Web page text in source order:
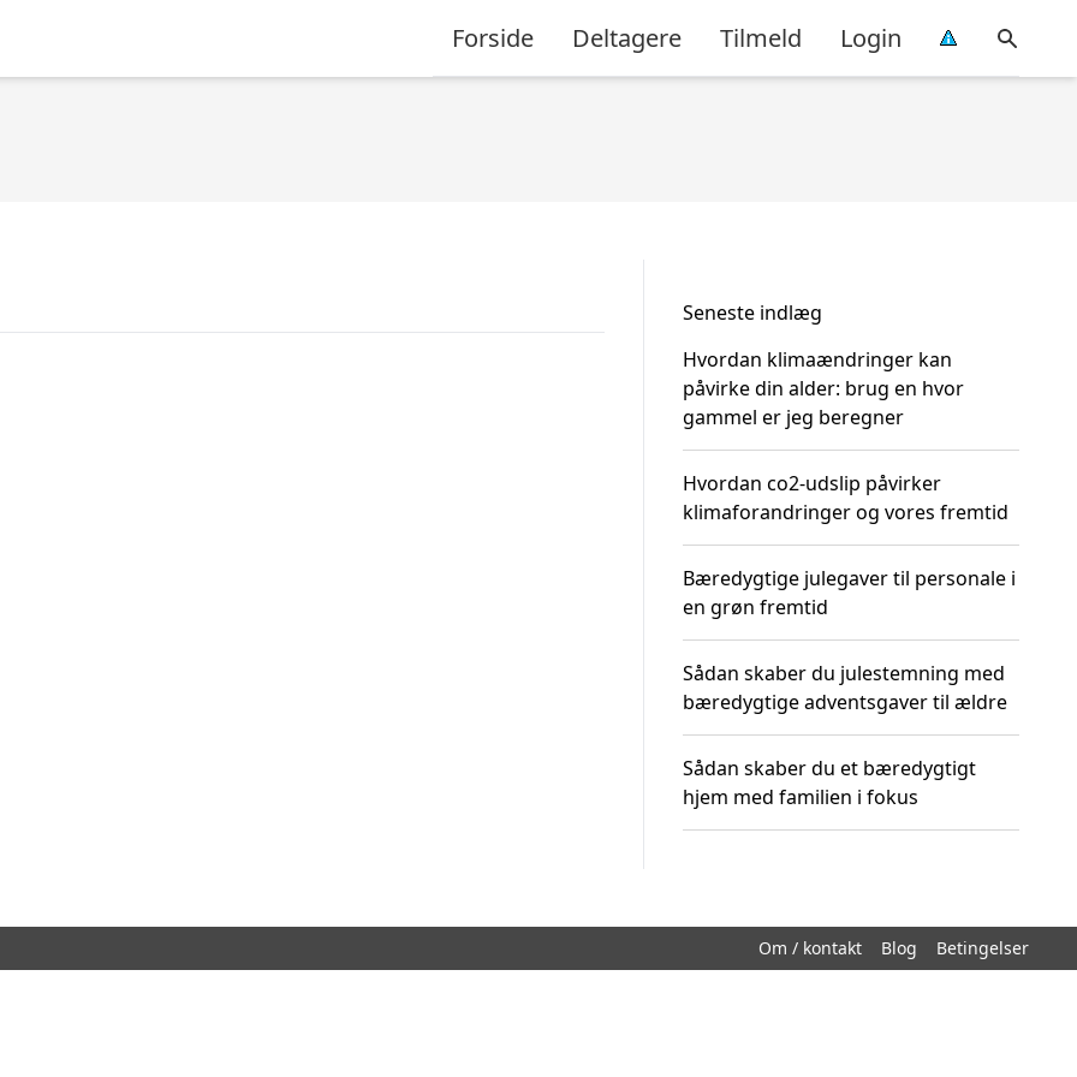
Forside Deltagere Tilmeld Login
Seneste indlæg
Hvordan klimaændringer kan
påvirke din alder: brug en hvor
gammel er jeg beregner
Hvordan co2-udslip påvirker
klimaforandringer og vores fremtid
Bæredygtige julegaver til personale i
en grøn fremtid
Sådan skaber du julestemning med
bæredygtige adventsgaver til ældre
Sådan skaber du et bæredygtigt
hjem med familien i fokus
Om / kontakt Blog Betingelser